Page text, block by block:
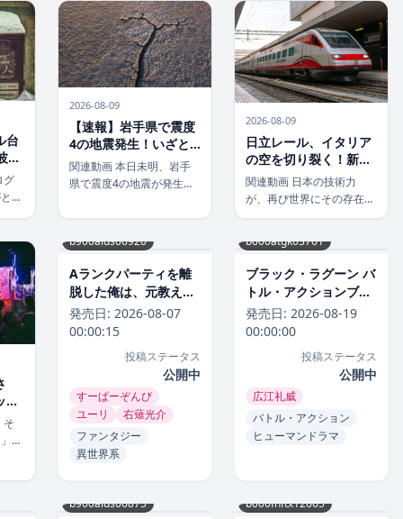
仕
討
面
せ
プデートをWindows 11に
提供すると発表しました。
これは単なるバグ修正では
ありません。私たちのPC
体験を根底 […]
より、山小屋に滞在してい
た多くの登山客を含む約
390人もの人々が孤立状態
に陥っています。美しい
山々が […]
台
と
グ
う
あ
第
ま
波
け
2026-08-09
【速報】岩手県で震度
4の地震発生！いざと
いう時の備えと行動チ
ェックリスト
関連動画 本日未明、岩手
県で震度4の地震が発生し
を感じた方も少なくないで
そ、落ち着いて正しい情報
に基づいた行動が求められ
ます。 本記事では、地震
の最新情報と、もしもの時
に命を […]
2026-08-09
日立レール、イタリア
の空を切り裂く！新型
高速列車19編成受注で
欧州市場の覇者へ
関連動画 日本の技術力
が、再び世界にその存在感
を示しました！鉄道業界の
リア鉄道グループ（FS
Italiane Group）から新型
高速列車19編成を受注した
というビッグニュースが飛
び込んできまし […]
ク
そ
最
b900alds06920
Aランクパーティを離
脱した俺は、元教え子
たちと迷宮深部を目指
す。 異世界系Aランク
は、元教え子たちと迷
宮深部を目指す。2026
年8月
発売日: 2026-08-07
00:00:15
投稿ステータス
公開中
すーぱーぞんび
ユーリ
右薙光介
ファンタジー
異世界系
b600atgk03761
ブラック・ラグーン バ
トル・アクションブラ
ック・ラグーン2026年
8月
発売日: 2026-08-19
00:00:00
投稿ステータス
公開中
広江礼威
バトル・アクション
ヒューマンドラマ
b900alds06875 b000fhftx12665